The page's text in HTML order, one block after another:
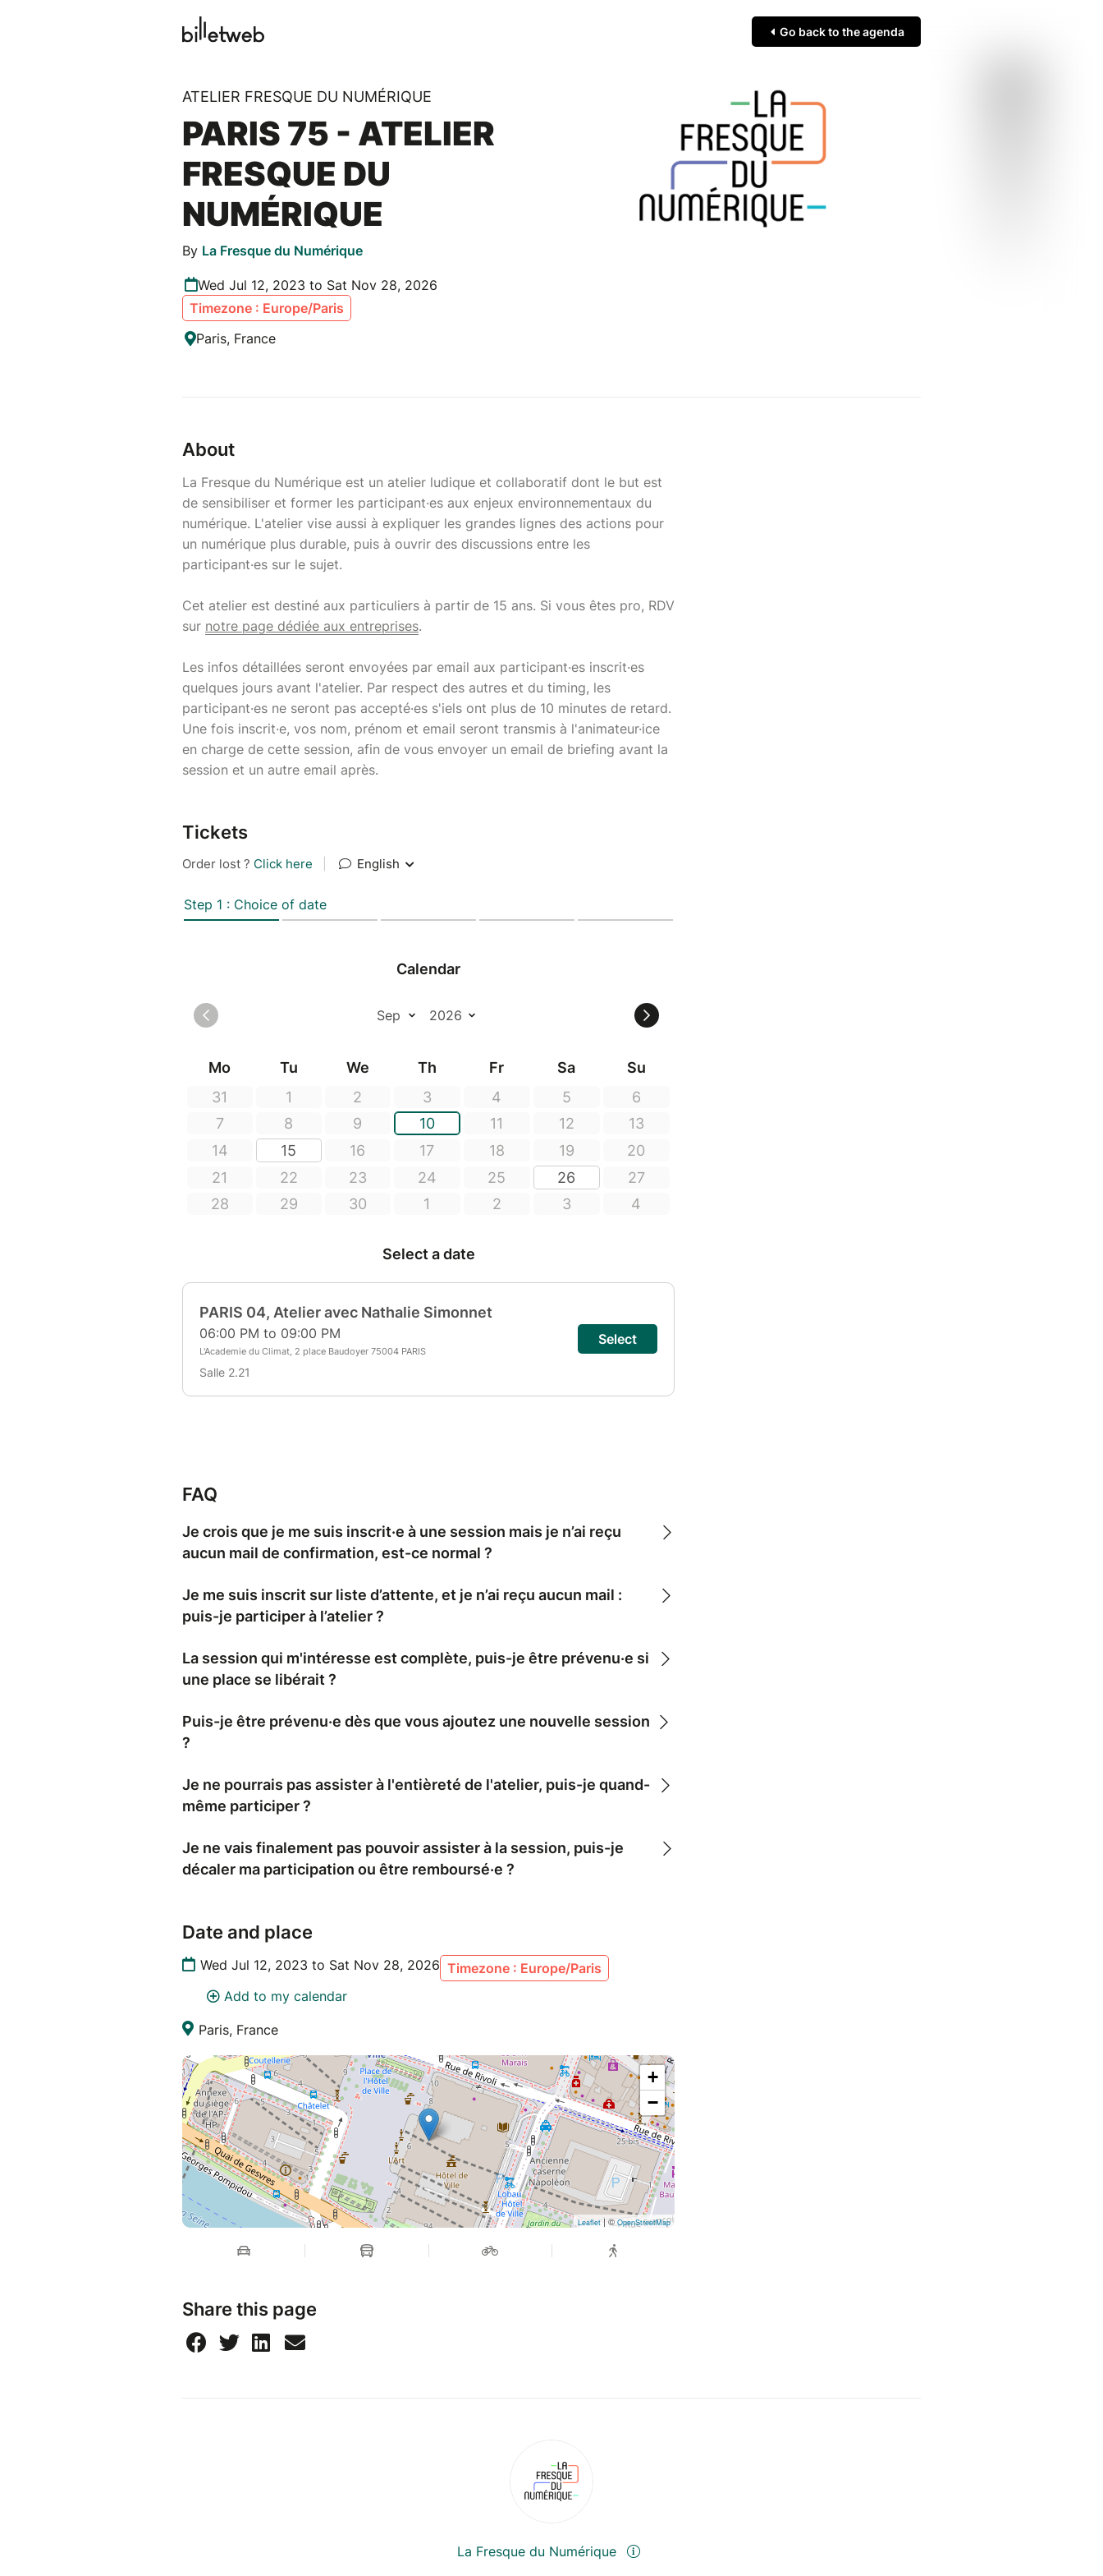
Go back to the agenda
ATELIER FRESQUE DU NUMÉRIQUE
PARIS 75 - ATELIER
FRESQUE DU
NUMÉRIQUE
By La Fresque du Numérique
Wed Jul 12, 2023 to Sat Nov 28, 2026
Timezone : Europe/Paris
Paris, France
About
La Fresque du Numérique est un atelier ludique et collaboratif dont le but est
de sensibiliser et former les participant·es aux enjeux environnementaux du
numérique. L'atelier vise aussi à expliquer les grandes lignes des actions pour
un numérique plus durable, puis à ouvrir des discussions entre les
participant·es sur le sujet.
Cet atelier est destiné aux particuliers à partir de 15 ans. Si vous êtes pro, RDV
sur notre page dédiée aux entreprises.
Les infos détaillées seront envoyées par email aux participant·es inscrit·es
quelques jours avant l'atelier. Par respect des autres et du timing, les
participant·es ne seront pas accepté·es s'iels ont plus de 10 minutes de retard.
Une fois inscrit·e, vos nom, prénom et email seront transmis à l'animateur·ice
en charge de cette session, afin de vous envoyer un email de briefing avant la
session et un autre email après.
Tickets
FAQ
Je crois que je me suis inscrit·e à une session mais je n’ai reçu
aucun mail de confirmation, est-ce normal ?
Je me suis inscrit sur liste d’attente, et je n’ai reçu aucun mail :
puis-je participer à l’atelier ?
La session qui m'intéresse est complète, puis-je être prévenu·e si
une place se libérait ?
Puis-je être prévenu·e dès que vous ajoutez une nouvelle session
?
Je ne pourrais pas assister à l'entièreté de l'atelier, puis-je quand-
même participer ?
Je ne vais finalement pas pouvoir assister à la session, puis-je
décaler ma participation ou être remboursé·e ?
Date and place
Wed Jul 12, 2023 to Sat Nov 28, 2026 Timezone : Europe/Paris
Add to my calendar
Paris, France
+
−
Leaflet| ©OpenStreetMap
Share this page
La Fresque du Numérique